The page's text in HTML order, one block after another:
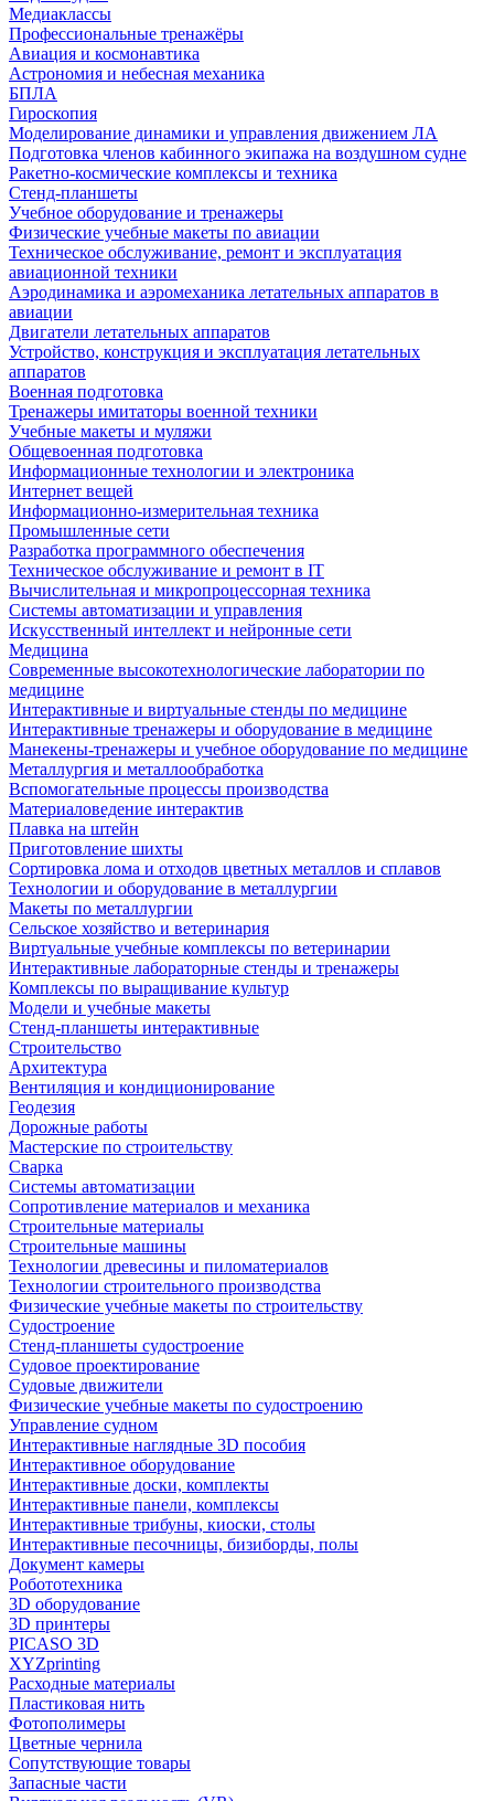
Медиаклассы
Профессиональные тренажёры
Авиация и космонавтика
Астрономия и небесная механика
БПЛА
Гироскопия
Моделирование динамики и управления движением ЛА
Подготовка членов кабинного экипажа на воздушном судне
Ракетно-космические комплексы и техника
Стенд-планшеты
Учебное оборудование и тренажеры
Физические учебные макеты по авиации
Техническое обслуживание, ремонт и эксплуатация
авиационной техники
Аэродинамика и аэромеханика летательных аппаратов в
авиации
Двигатели летательных аппаратов
Устройство, конструкция и эксплуатация летательных
аппаратов
Военная подготовка
Тренажеры имитаторы военной техники
Учебные макеты и муляжи
Общевоенная подготовка
Информационные технологии и электроника
Интернет вещей
Информационно-измерительная техника
Промышленные сети
Разработка программного обеспечения
Техническое обслуживание и ремонт в IT
Вычислительная и микропроцессорная техника
Системы автоматизации и управления
Искусственный интеллект и нейронные сети
Медицина
Современные высокотехнологические лаборатории по
медицине
Интерактивные и виртуальные стенды по медицине
Интерактивные тренажеры и оборудование в медицине
Манекены-тренажеры и учебное оборудование по медицине
Металлургия и металлообработка
Вспомогательные процессы производства
Материаловедение интерактив
Плавка на штейн
Приготовление шихты
Сортировка лома и отходов цветных металлов и сплавов
Технологии и оборудование в металлургии
Макеты по металлургии
Сельское хозяйство и ветеринария
Виртуальные учебные комплексы по ветеринарии
Интерактивные лабораторные стенды и тренажеры
Комплексы по выращивание культур
Модели и учебные макеты
Стенд-планшеты интерактивные
Строительство
Архитектура
Вентиляция и кондиционирование
Геодезия
Дорожные работы
Мастерские по строительству
Сварка
Системы автоматизации
Сопротивление материалов и механика
Строительные материалы
Строительные машины
Технологии древесины и пиломатериалов
Технологии строительного производства
Физические учебные макеты по строительству
Судостроение
Стенд-планшеты судостроение
Судовое проектирование
Судовые движители
Физические учебные макеты по судостроению
Управление судном
Интерактивные наглядные 3D пособия
Интерактивное оборудование
Интерактивные доски, комплекты
Интерактивные панели, комплексы
Интерактивные трибуны, киоски, столы
Интерактивные песочницы, бизиборды, полы
Документ камеры
Робототехника
3D оборудование
3D принтеры
PICASO 3D
XYZprinting
Расходные материалы
Пластиковая нить
Фотополимеры
Цветные чернила
Сопутствующие товары
Запасные части